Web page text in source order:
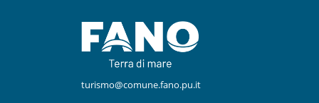
Instagram
turismo@comune.fano.pu.it